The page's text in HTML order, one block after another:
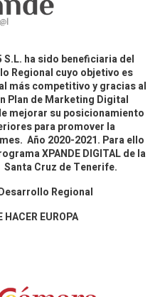
S.L. ha sido beneficiaria del
Regional cuyo objetivo es
más competitivo y gracias al
Plan de Marketing Digital
mejorar su posicionamiento
para promover la
Año 2020-2021. Para ello
XPANDE DIGITAL de la
Cruz de Tenerife.
Regional
EUROPA